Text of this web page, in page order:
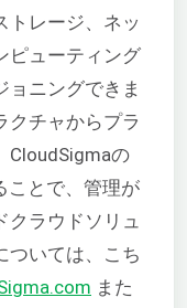
トレージ、ネッ
ピューティング
ョニングできま
クチャからプラ
CloudSigmaの
ことで、管理が
クラウドソリュ
ついては、こち
また